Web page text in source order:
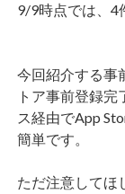
9/9時点では、4
今回紹介する事
トア事前登録
ス経由でApp
簡単です。
ただ注意してほ